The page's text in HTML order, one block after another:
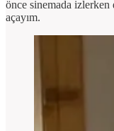
önce sinemada izlerken
açayım.